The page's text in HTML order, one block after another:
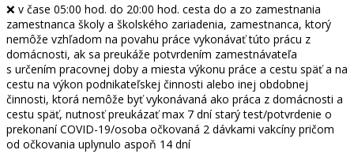
❌ v čase 05:00 hod. do 20:00 hod. cesta do a zo zamestnania
zamestnanca školy a školského zariadenia, zamestnanca, ktorý
nemôže vzhľadom na povahu práce vykonávať túto prácu z
domácnosti, ak sa preukáže potvrdením zamestnávateľa
s určením pracovnej doby a miesta výkonu práce a cestu späť a na
cestu na výkon podnikateľskej činnosti alebo inej obdobnej
činnosti, ktorá nemôže byť vykonávaná ako práca z domácnosti a
cestu späť, nutnosť preukázať max 7 dní starý test/potvrdenie o
prekonaní COVID-19/osoba očkovaná 2 dávkami vakcíny pričom
od očkovania uplynulo aspoň 14 dní